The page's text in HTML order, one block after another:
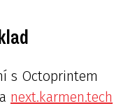
s Octoprintem
next.karmen.tech